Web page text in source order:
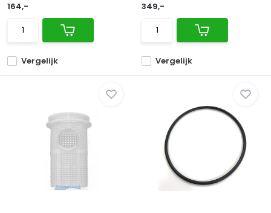
Vergelijk
164,-
Vergelijk
349,-